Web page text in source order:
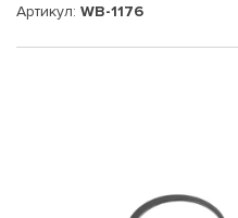
Артикул: WB-1176